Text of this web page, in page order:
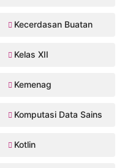
Kecerdasan Buatan
Kelas XII
Kemenag
Komputasi Data Sains
Kotlin